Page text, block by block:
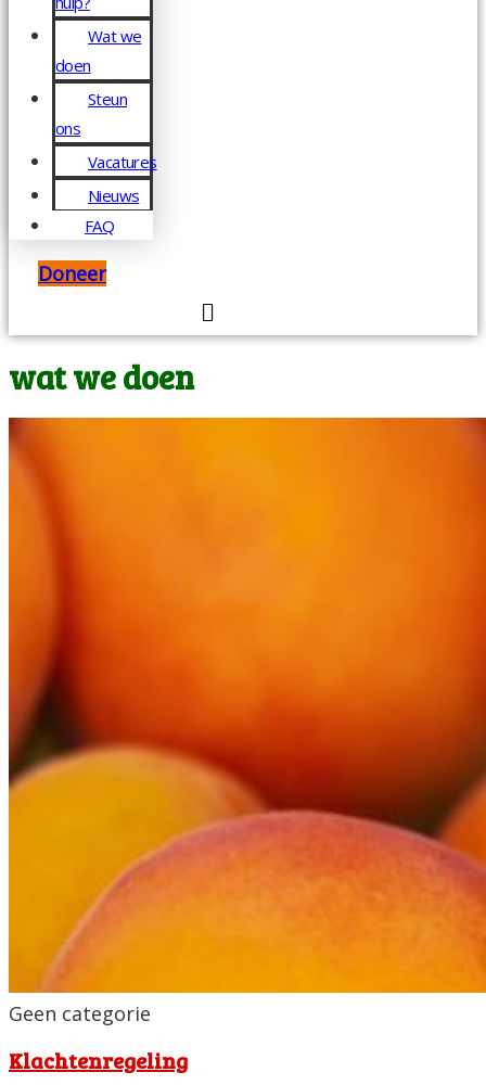
Wat we
doen
Steun
ons
Vacatures
Nieuws
FAQ
Doneer
wat we doen
Geen categorie
Klachtenregeling